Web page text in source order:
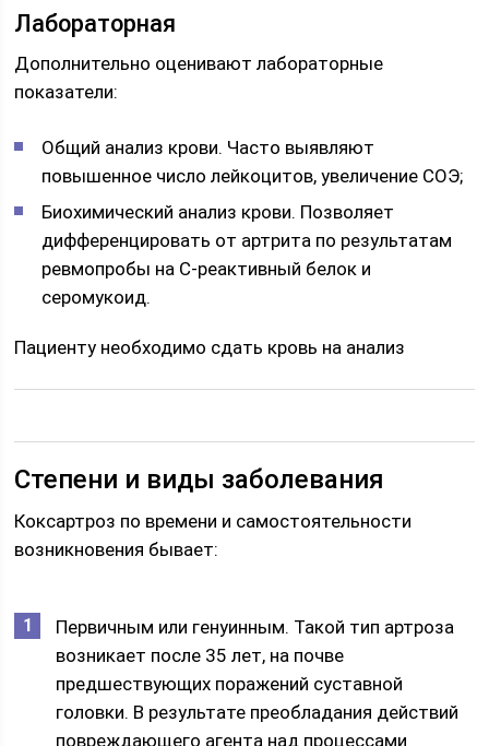
Лабораторная
Дополнительно оценивают лабораторные
показатели:
Общий анализ крови. Часто выявляют
повышенное число лейкоцитов, увеличение СОЭ;
Биохимический анализ крови. Позволяет
дифференцировать от артрита по результатам
ревмопробы на С-реактивный белок и
серомукоид.
Пациенту необходимо сдать кровь на анализ
Степени и виды заболевания
Коксартроз по времени и самостоятельности
возникновения бывает:
Первичным или генуинным. Такой тип артроза
возникает после 35 лет, на почве
предшествующих поражений суставной
головки. В результате преобладания действий
повреждающего агента над процессами